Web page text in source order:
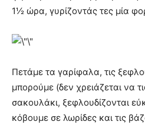
1½ ώρα, γυρίζοντάς τες μία
Πετάμε τα γαρίφαλα, τις
μπορούμε (δεν χρειάζεται να
σακουλάκι, ξεφλουδίζονται
κόβουμε σε λωρίδες και τις